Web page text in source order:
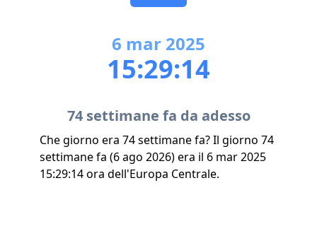
6 mar 2025
15:29:14
74 settimane fa da adesso
Che giorno era 74 settimane fa? Il giorno 74
settimane fa (6 ago 2026) era il 6 mar 2025
15:29:14 ora dell'Europa Centrale.